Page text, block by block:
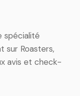
spécialité
sur Roasters,
avis et check-